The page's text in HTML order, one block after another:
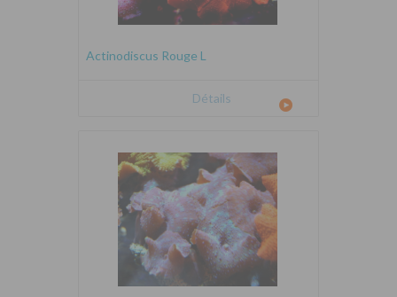
Actinodiscus Rouge L
Détails